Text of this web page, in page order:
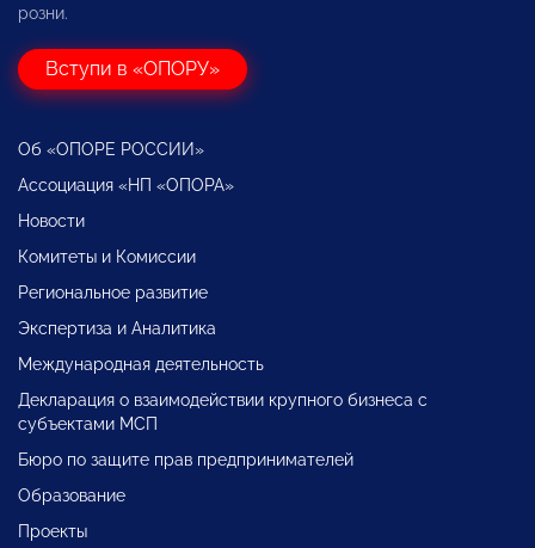
розни.
Вступи в «ОПОРУ»
Об «ОПОРЕ РОССИИ»
Ассоциация «НП «ОПОРА»
Новости
Комитеты и Комиссии
Региональное развитие
Экспертиза и Аналитика
Международная деятельность
Декларация о взаимодействии крупного бизнеса с
субъектами МСП
Бюро по защите прав предпринимателей
Образование
Проекты